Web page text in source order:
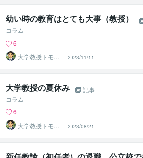
幼い時の教育はとても大事（教授）
コラム
6
大学教授トモ｜
元東大教員
2023/11/11
大学教授の夏休み
記事
コラム
6
大学教授トモ｜
元東大教員
2023/08/21